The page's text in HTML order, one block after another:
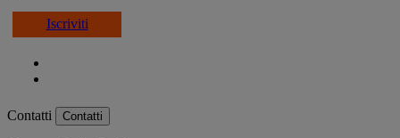
Iscriviti
Contatti Contatti